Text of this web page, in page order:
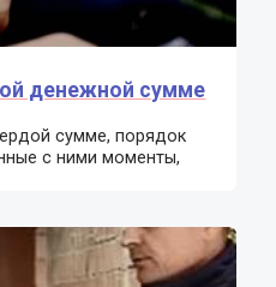
денежной сумме
сумме, порядок
с ними моменты,